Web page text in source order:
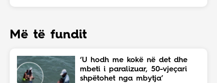
Më të fundit
‘U hodh me kokë në det dhe
mbeti i paralizuar, 50-vjeçari
shpëtohet nga mbytja’